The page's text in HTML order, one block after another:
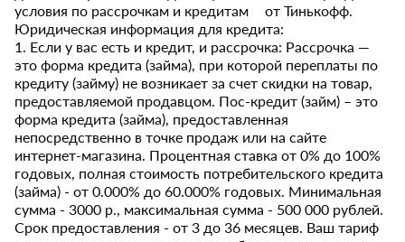
условия по рассрочкам и кредитам от Тинькофф.
Юридическая информация для кредита:
1. Если у вас есть и кредит, и рассрочка: Рассрочка —
это форма кредита (займа), при которой переплаты по
кредиту (займу) не возникает за счет скидки на товар,
предоставляемой продавцом. Пос-кредит (займ) – это
форма кредита (займа), предоставленная
непосредственно в точке продаж или на сайте
интернет-магазина. Процентная ставка от 0% до 100%
годовых, полная стоимость потребительского кредита
(займа) - от 0.000% до 60.000% годовых. Минимальная
сумма - 3000 р., максимальная сумма - 500 000 рублей.
Срок предоставления - от 3 до 36 месяцев. Ваш тариф